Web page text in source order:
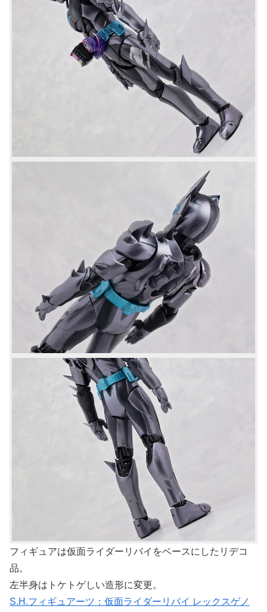
フィギュアは仮面ライダーリバイをベースにしたリデコ
品。
左半身はトケトゲしい造形に変更。
S.H.フィギュアーツ：仮面ライダーリバイ レックスゲノ